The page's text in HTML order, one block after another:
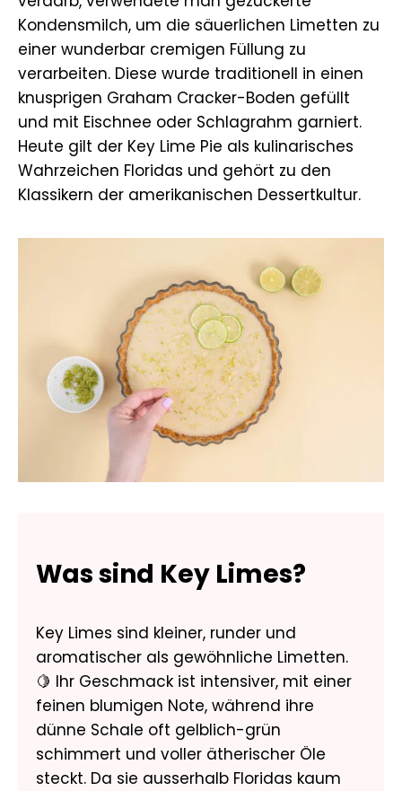
Kondensmilch, um die säuerlichen Limetten zu
einer wunderbar cremigen Füllung zu
verarbeiten. Diese wurde traditionell in einen
knusprigen Graham Cracker-Boden gefüllt
und mit Eischnee oder Schlagrahm garniert.
Heute gilt der Key Lime Pie als kulinarisches
Wahrzeichen Floridas und gehört zu den
Klassikern der amerikanischen Dessertkultur.
Was sind Key Limes?
Key Limes sind kleiner, runder und
aromatischer als gewöhnliche Limetten.
🍋 Ihr Geschmack ist intensiver, mit einer
feinen blumigen Note, während ihre
dünne Schale oft gelblich-grün
schimmert und voller ätherischer Öle
steckt. Da sie ausserhalb Floridas kaum